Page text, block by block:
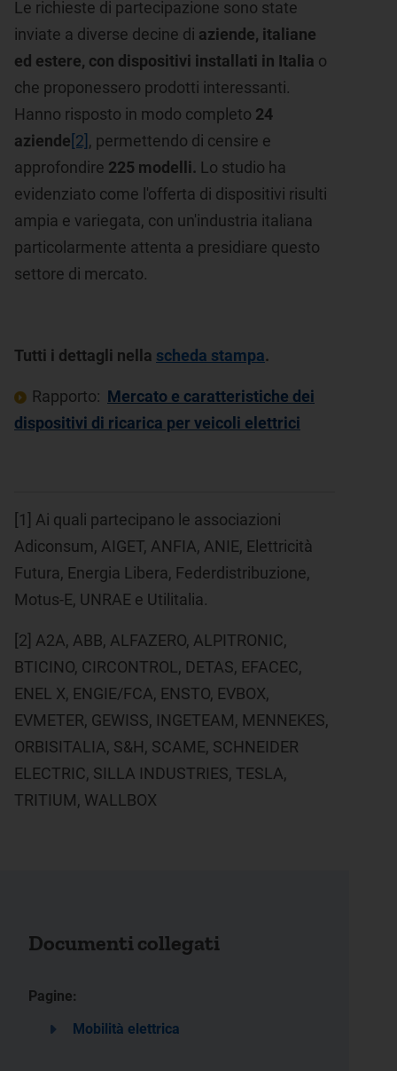
Le richieste di partecipazione sono state
inviate a diverse decine di aziende, italiane
ed estere, con dispositivi installati in Italia o
che proponessero prodotti interessanti.
Hanno risposto in modo completo 24
aziende [2] , permettendo di censire e
approfondire 225 modelli. Lo studio ha
evidenziato come l'offerta di dispositivi risulti
ampia e variegata, con un'industria italiana
particolarmente attenta a presidiare questo
settore di mercato.
Tutti i dettagli nella scheda stampa.
Rapporto: Mercato e caratteristiche dei
dispositivi di ricarica per veicoli elettrici
[1]
Ai quali partecipano le associazioni
Adiconsum, AIGET, ANFIA, ANIE, Elettricità
Futura, Energia Libera, Federdistribuzione,
Motus-E, UNRAE e Utilitalia.
[2] A2A, ABB, ALFAZERO, ALPITRONIC,
BTICINO, CIRCONTROL, DETAS, EFACEC,
ENEL X, ENGIE/FCA, ENSTO, EVBOX,
EVMETER, GEWISS, INGETEAM, MENNEKES,
ORBISITALIA, S&H, SCAME, SCHNEIDER
ELECTRIC, SILLA INDUSTRIES, TESLA,
TRITIUM, WALLBOX
Documenti collegati
Pagine:
Mobilità elettrica